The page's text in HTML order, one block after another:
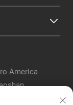
America